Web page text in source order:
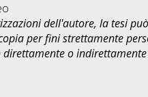
dell'autore, la tesi
per fini strettamente
o